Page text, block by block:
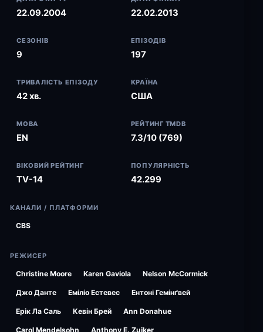
22.09.2004 22.02.2013
СЕЗОНІВ
9
ЕПІЗОДІВ
197
ТРИВАЛІСТЬ ЕПІЗОДУ
42 хв.
КРАЇНА
США
МОВА
EN
РЕЙТИНГ TMDB
7.3/10 (769)
ВІКОВИЙ РЕЙТИНГ
TV-14
ПОПУЛЯРНІСТЬ
42.299
КАНАЛИ / ПЛАТФОРМИ
CBS
РЕЖИСЕР
Christine Moore Karen Gaviola Nelson McCormick
Джо Данте Еміліо Естевес Ентоні Гемінґвей
Ерік Ла Саль Кевін Брей Ann Donahue
Carol Mendelsohn Anthony E. Zuiker